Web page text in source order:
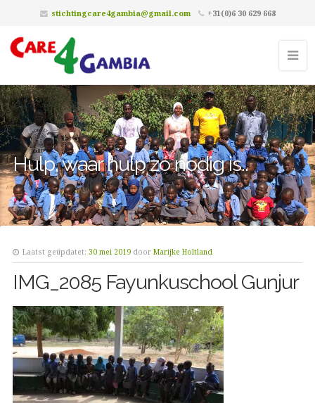
stichtingcare4gambia@gmail.com +31(0)6 30 629 668
Hulp, waar hulp zó nodig is..
Laatst geüpdatet: 30 mei 2019 door Marijke Holtland
IMG_2085 Fayunkuschool Gunjur